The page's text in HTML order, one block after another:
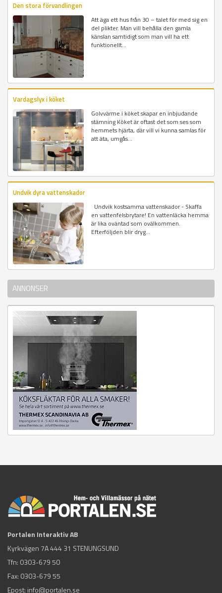
Den stora förvandlingen
Att äga ett hus från 30 – talet för med sig en
del plikter. Man vill behålla den gamla
känslan samtidigt som man vill ha ett
funktionellt...
Vardagslyx i köket
Golvvärme i köket skapar en inbjudande
stämning Köket är oftast det som ses som
hemmets hjärta, där vill vi kunna samlas för
att äta, umgås...
Undvik dyra vattenskador
Undvik kostsamma vattenskador - Skaffa
en vattenfelsbrytare! En vattenläcka hemma
är lika oväntad som ovälkommen.
Efterföljden blir dryg...
ANNONSER
Portalen Interaktiv AB
Kyrkvägen 7A 444 31 STENUNGSUND
Tfn: 0303-679 50
Fax: 0303-679 55
Epost: info@portalen.se